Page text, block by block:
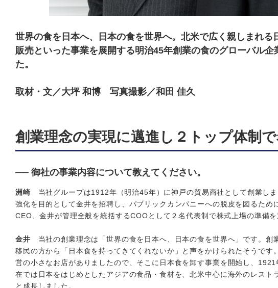
世界の食を日本へ、日本の食を世界へ。北米で広く親しまれ
販売といった事業を展開する明治45年創業の食のグローバル
た。
取材・文／大坪 和博 写真撮影／和田 佳久
創業理念の実現に邁進し２トップ体制
── 御社の事業内容について教えてください。
洲崎 当社グループは1912年（明治45年）に神戸の貿易商社として創業し
強化を目的として金井を招聘し、パブリックカンパニーへの脱皮を図るた
CEO、金井が管理全般を統括するCOOとして２名代表制で株式上場の準備
金井 当社の創業理念は「世界の食を日本へ、日本の食を世界へ」です。創
移民の方から「日本食を持ってきてくれないか」と声をかけられたそうで
営の小さなお店がありましたので、そこに日本食を卸す事業を開始し、
在では日本をはじめとしたアジアの食品・食材を、北米中心に海外のレス
と成長しました。